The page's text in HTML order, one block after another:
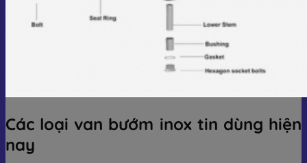
Các loại van bướm inox tin dùng hiện
nay